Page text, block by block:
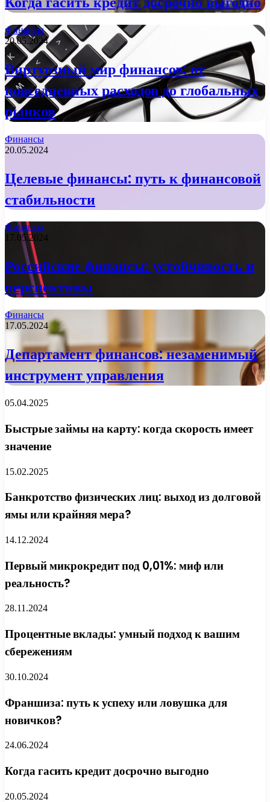
Финансы
20.05.2024
Виртуозный мир финансов: от
повседневных расходов до глобальных
рынков
Финансы
20.05.2024
Целевые финансы: путь к финансовой
стабильности
Финансы
17.05.2024
Российские финансы: устойчивость и
перспективы
Финансы
17.05.2024
Департамент финансов: незаменимый
инструмент управления
05.04.2025
Быстрые займы на карту: когда скорость имеет
значение
15.02.2025
Банкротство физических лиц: выход из долговой
ямы или крайняя мера?
14.12.2024
Первый микрокредит под 0,01%: миф или
реальность?
28.11.2024
Процентные вклады: умный подход к вашим
сбережениям
30.10.2024
Франшиза: путь к успеху или ловушка для
новичков?
24.06.2024
Когда гасить кредит досрочно выгодно
20.05.2024